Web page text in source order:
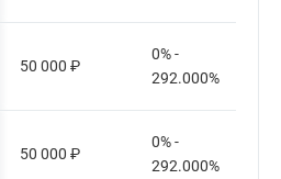
50 000 ₽
0% -
292.000%
50 000 ₽
0% -
292.000%